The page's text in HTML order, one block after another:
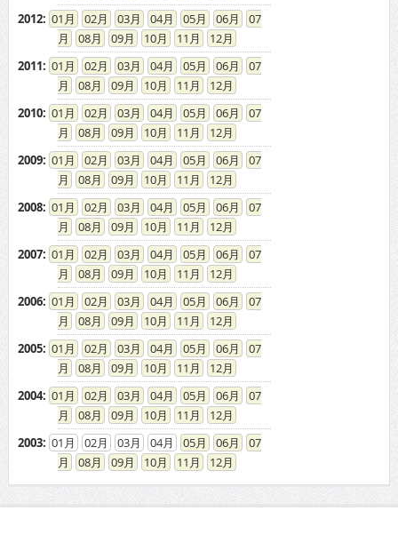
2012: 01 02 03 04 05 06
07
08
09 10 11
12
2011: 01 02 03 04 05 06
07
08
09 10 11
12
2010: 01 02 03 04 05 06
07
08
09 10 11
12
2009: 01 02 03 04 05 06
07
08
09 10 11
12
2008: 01 02 03 04 05 06
07
08
09 10 11
12
2007: 01 02 03 04 05 06
07
08
09 10 11
12
2006: 01 02 03 04 05 06
07
08
09 10 11
12
2005: 01 02 03 04 05 06
07
08
09 10 11
12
2004: 01 02 03 04 05 06
07
08
09 10 11
12
2003: 01 02 03 04 05 06
07
08
09 10 11 12